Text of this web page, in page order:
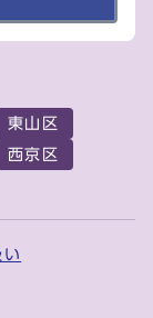
東山区
西京区